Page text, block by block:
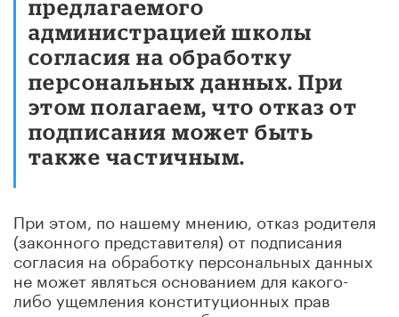
предлагаемого
администрацией школы
согласия на обработку
персональных данных. При
этом полагаем, что отказ от
подписания может быть
также частичным.
При этом, по нашему мнению, отказ родителя
(законного представителя) от подписания
согласия на обработку персональных данных
не может являться основанием для какого-
либо ущемления конституционных прав